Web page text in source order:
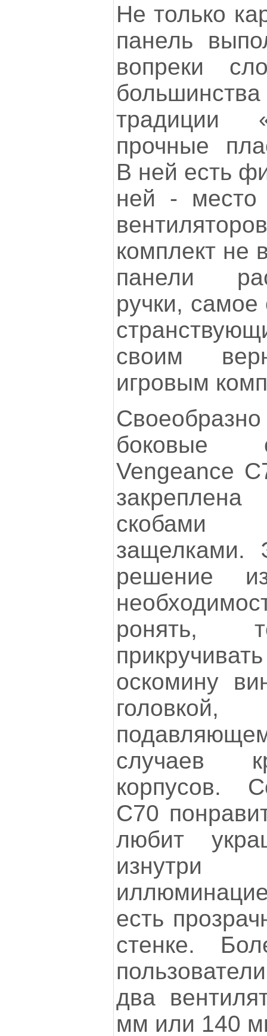
Не только
панель
вопреки
традиции
прочные
В ней есть
ней -
комплект не
панели
ручки,
своим
игровым
боковые
Vengeance
скобами
защелками.
решение
ронять,
оскомину
случаев
корпусов.
С70
любит
изнутри
есть
стенке.
два
мм или 140